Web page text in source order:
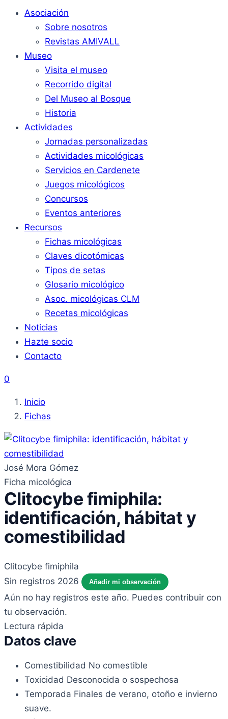
Asociación
Sobre nosotros
Revistas AMIVALL
Museo
Visita el museo
Recorrido digital
Del Museo al Bosque
Historia
Actividades
Jornadas personalizadas
Actividades micológicas
Servicios en Cardenete
Juegos micológicos
Concursos
Eventos anteriores
Recursos
Fichas micológicas
Claves dicotómicas
Tipos de setas
Glosario micológico
Asoc. micológicas CLM
Recetas micológicas
Noticias
Hazte socio
Contacto
0
Inicio
Fichas
José Mora Gómez
Ficha micológica
Clitocybe fimiphila:
identificación, hábitat y
comestibilidad
Clitocybe fimiphila
Sin registros 2026
Añadir mi observación
Aún no hay registros este año. Puedes contribuir con
tu observación.
Lectura rápida
Datos clave
Comestibilidad No comestible
Toxicidad Desconocida o sospechosa
Temporada Finales de verano, otoño e invierno
suave.